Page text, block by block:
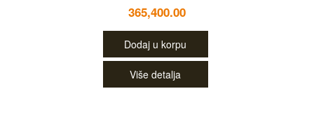
365,400.00
Dodaj u korpu
Više detalja